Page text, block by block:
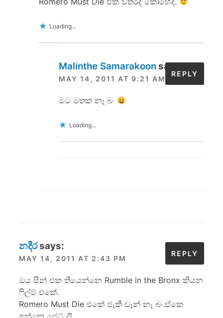
Loading...
Malinthe Samarakoonsays:
MAY 14, 2011 AT 9:21 AM
මට මතක නෑ බං
Loading...
REPLY
නදීරsays:
MAY 14, 2011 AT 2:43 PM
ඔය සීන් එක තියෙන්නෙ Rumble in the Bronx කියන
‍ෆිල්ම් එකේ.
Romero Must Die එකේ ජැකී චෑන් නෑ බං.ඒකෙ
REPLY